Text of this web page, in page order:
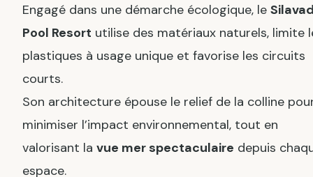
Engagé dans une démarche écologique, le
Pool Resort utilise des matériaux naturels, limite
plastiques à usage unique et favorise les circuits
courts.
Son architecture épouse le relief de la colline
minimiser l’impact environnemental, tout en
valorisant la vue mer spectaculaire depuis
espace.